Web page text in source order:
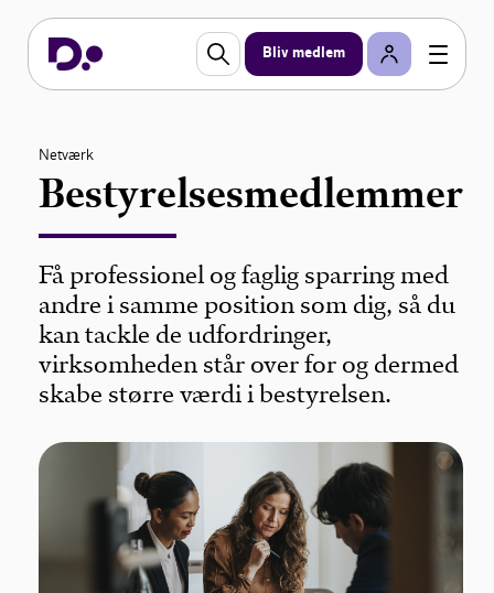
Bliv medlem
Netværk
Bestyrelsesmedlemmer
Få professionel og faglig sparring med
andre i samme position som dig, så du
kan tackle de udfordringer,
virksomheden står over for og dermed
skabe større værdi i bestyrelsen.